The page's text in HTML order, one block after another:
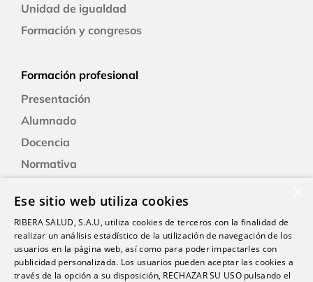
Unidad de igualdad
Formación y congresos
Formación profesional
Presentación
Alumnado
Docencia
Normativa
Alexia: plataforma educativa
Nuestro centro
Historia
Ese sitio web utiliza cookies
RIBERA SALUD, S.A.U, utiliza cookies de terceros con la finalidad de
realizar un análisis estadístico de la utilización de navegación de los
usuarios en la página web, así como para poder impactarles con
publicidad personalizada. Los usuarios pueden aceptar las cookies a
través de la opción a su disposición, RECHAZAR SU USO pulsando el